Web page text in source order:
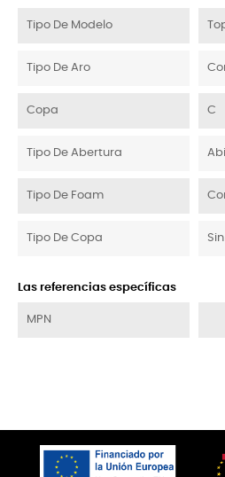
Tipo De Modelo
Tipo De Aro
Copa C
Tipo De Abertura
Tipo De Foam
Tipo De Copa
Las referencias específicas
MPN